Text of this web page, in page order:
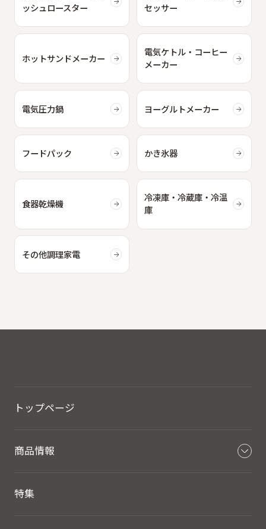
ッシュロースター
セッサー
ホットサンドメーカー
電気ケトル・コーヒー
メーカー
電気圧力鍋 ヨーグルトメーカー
フードパック かき氷器
食器乾燥機
冷凍庫・冷蔵庫・冷温
庫
その他調理家電
トップページ
商品情報
特集